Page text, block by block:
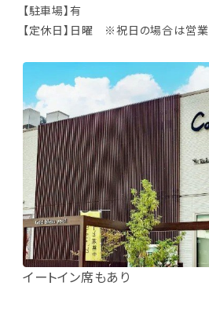
【駐車場】有
【定休日】日曜 ※祝日の場合は営業
イートイン席もあり